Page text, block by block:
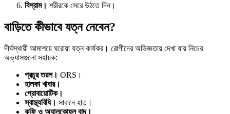
বিশ্রাম। শরীরকে সেরে উঠতে দিন।
বাড়িতে কীভাবে যত্ন নেবেন?
দীর্ঘস্থায়ী আমাশয়ে ঘরোয়া যত্ন কার্যকর। রোগীদের অভিজ্ঞতায় দেখা যায় নিচের
অভ্যাসগুলো সহায়ক:
প্রচুর তরল। ORS।
হালকা খাবার।
প্রোবায়োটিক।
স্বাস্থ্যবিধি। সাবানে হাত।
কফি ও অ্যালকোহল বাদ।